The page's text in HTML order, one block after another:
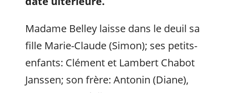
Madame Belley laisse dans le deuil sa
fille Marie-Claude (Simon); ses petits-
enfants: Clément et Lambert Chabot
Janssen; son frère: Antonin (Diane),